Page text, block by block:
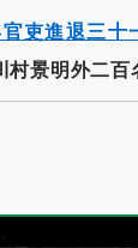
吏進退三十
村景明外二